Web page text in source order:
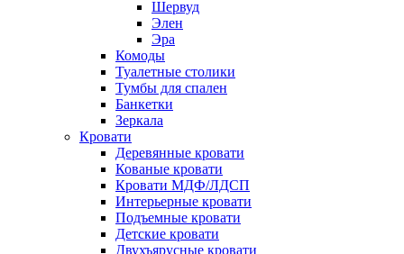
Шервуд
Элен
Эра
Комоды
Туалетные столики
Тумбы для спален
Банкетки
Зеркала
Кровати
Деревянные кровати
Кованые кровати
Кровати МДФ/ЛДСП
Интерьерные кровати
Подъемные кровати
Детские кровати
Двухъярусные кровати